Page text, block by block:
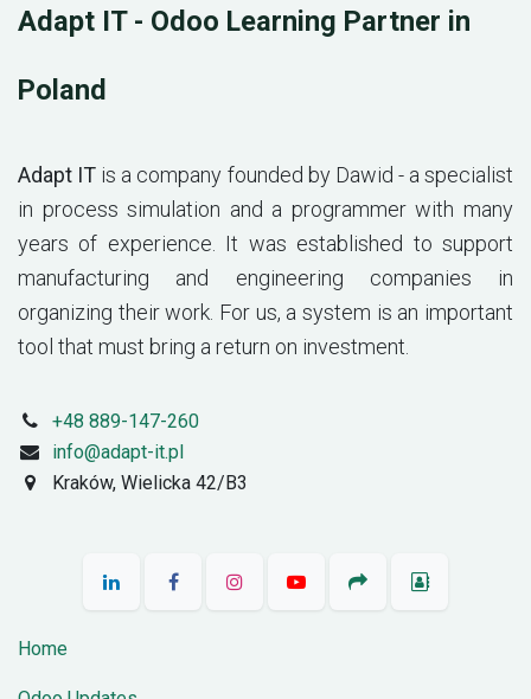
Adapt IT - Odoo Learning Partner in
Poland
Adapt IT is a company founded by Dawid - a specialist
in process simulation and a programmer with many
years of experience. It was established to support
manufacturing and engineering companies in
organizing their work. For us, a system is an important
tool that must bring a return on investment.
+48 889-147-260
info@adapt-it.pl
Kraków, Wielicka 42/B3
Home